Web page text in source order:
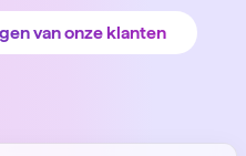
van onze klanten